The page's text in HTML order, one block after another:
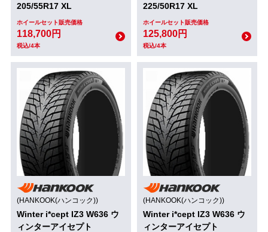
205/55R17 XL
ホイールセット販売価格
118,700円
税込/4本
225/50R17 XL
ホイールセット販売価格
125,800円
税込/4本
(HANKOOK(ハンコック))
Winter i*cept IZ3 W636 ウ
ィンターアイセプト
(HANKOOK(ハンコック))
Winter i*cept IZ3 W636 ウ
ィンターアイセプト